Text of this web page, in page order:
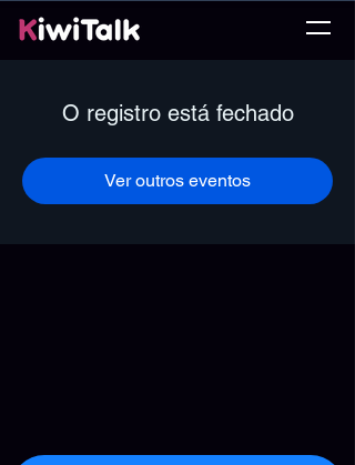
O registro está fechado
Ver outros eventos